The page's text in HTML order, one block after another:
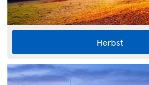
Herbst